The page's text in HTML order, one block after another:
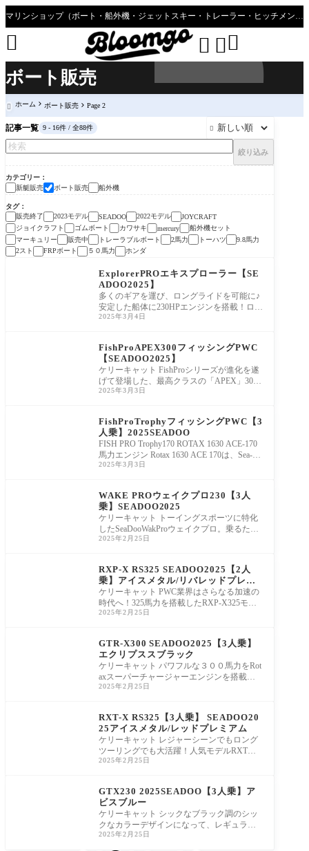
ボート販売
マリンショップ（ボート・船外機・ジェットスキー・トレーラー・ヒッチメンバーのことならブルーゴへ”
 

 ホーム ボート販売 Page 2
記事一覧 9 - 16件 / 全88件 
絞り込み
カテゴリー
新艇販売
ボート販売 船外機
タグ
販売終了
2023モデル SEADOO 2022モデル
JOYCRAFT
ジョイクラフト
ゴムボート カワサキ mercury
船外機セット
マーキュリー
販売中 トレーラブルボート 2馬力 トーハツ
9.8馬力
2スト
FRPボート ５０馬力 ホンダ
新艇販売
ExplorerPROエキスプローラー【SE
ADOO2025】
多くのギアを運び、ロングライドを可能に♪
安定した船体に230HPエンジンを搭載！ロン
グツーリングに必要な荷物・食料を積載で
2025年3月4日
FishProAPEX300フィッシングPWC
【SEADOO2025】
ケリーキャット FishProシリーズが進化を遂
げて登場した、最高クラスの「APEX」300
馬力搭載の、アングラー憧れモデル！2025
2025年3月3日
FishProTrophyフィッシングPWC【3
人乗】2025SEADOO
FISH PRO Trophy170 ROTAX 1630 ACE-170
馬力エンジン Rotax 1630 ACE 170は、Sea-Do
o史上もっとも強力な自然吸気Rotaxエンジン
2025年3月3日
WAKE PROウェイクプロ230【3人
乗】SEADOO2025
ケリーキャット トーイングスポーツに特化
したSeaDooWakProウェイクプロ。乗るたび
に必ず完璧なトーイングができる機能を搭
2025年2月25日
RXP-X RS325 SEADOO2025【2人
乗】アイスメタル/リバレッドプレミ
アム
ケリーキャット PWC業界はさらなる加速の
時代へ！325馬力を搭載したRXP-X325モデ
ルが2025年も堂々登場！ レースの最前線で
2025年2月25日
GTR-X300 SEADOO2025【3人乗】
エクリプススブラック
ケリーキャット パワフルな３００馬力をRot
axスーパーチャージャーエンジンを搭載し
たGTRはハイスペックで、クイックな高い
2025年2月25日
RXT-X RS325【3人乗】 SEADOO20
25アイスメタル/レッドプレミアム
ケリーキャット レジャーシーンでもロング
ツーリングでも大活躍！人気モデルRXTシ
リーズも325馬力、カラーはリバレッドプレ
2025年2月25日
GTX230 2025SEADOO【3人乗】ア
ビスブルー
ケリーキャット シックなブラック調のシッ
クなカラーデザインになって、レギュラー
ガソリン＆スーパーチャージャー仕様3人乗
2025年2月25日